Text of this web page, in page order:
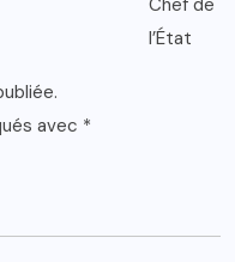
avec *